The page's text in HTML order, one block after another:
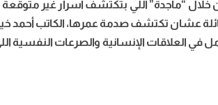
خلال “ماجدة” اللي بتكتشف أسرار غير متوقعة
عشان تكتشف صدمة عمرها، الكاتب
في العلاقات الإنسانية والصرعات النفسية